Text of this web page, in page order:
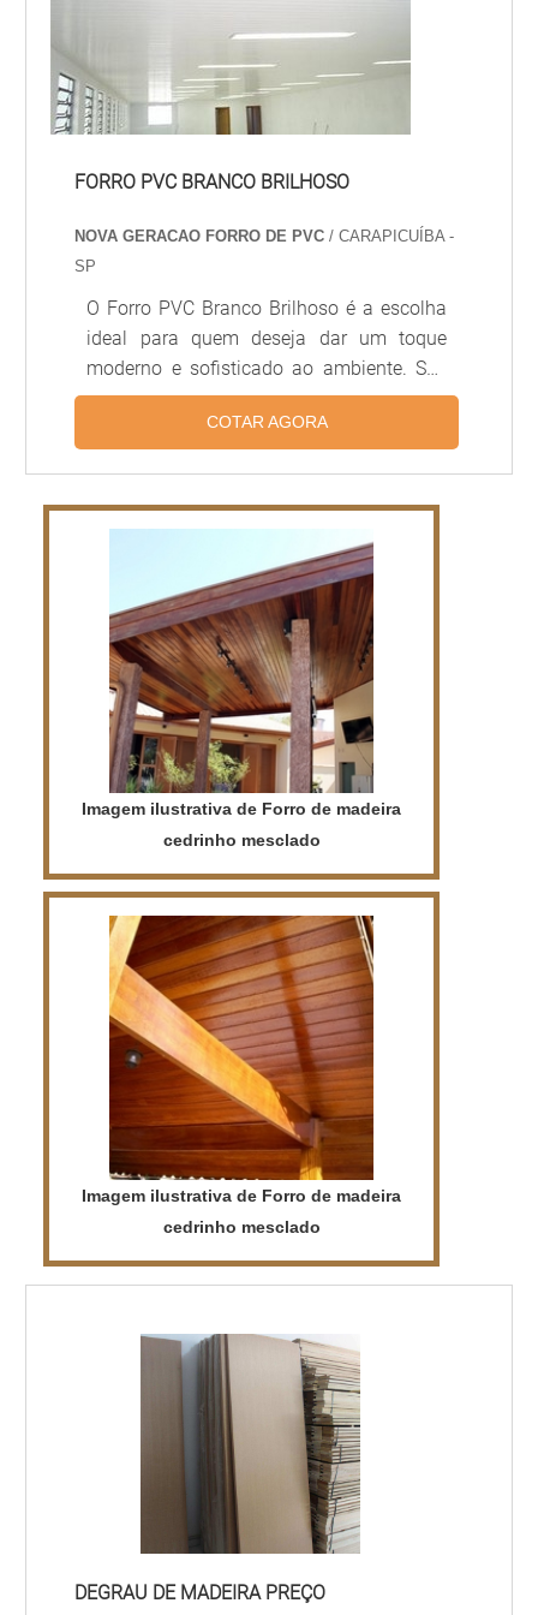
FORRO PVC BRANCO BRILHOSO
NOVA GERACAO FORRO DE PVC/ CARAPICUÍBA -
SP
O Forro PVC Branco Brilhoso é a escolha
ideal para quem deseja dar um toque
moderno e sofisticado ao ambiente. Seu
brilho intenso e sua tonalidade branca são
ideais para quem deseja um visual mais
opção ideal para quem deseja um
ambiente moderno e elegante.
COTAR AGORA
Imagem ilustrativa de Forro de madeira
cedrinho mesclado
Imagem ilustrativa de Forro de madeira
cedrinho mesclado
DEGRAU DE MADEIRA PREÇO